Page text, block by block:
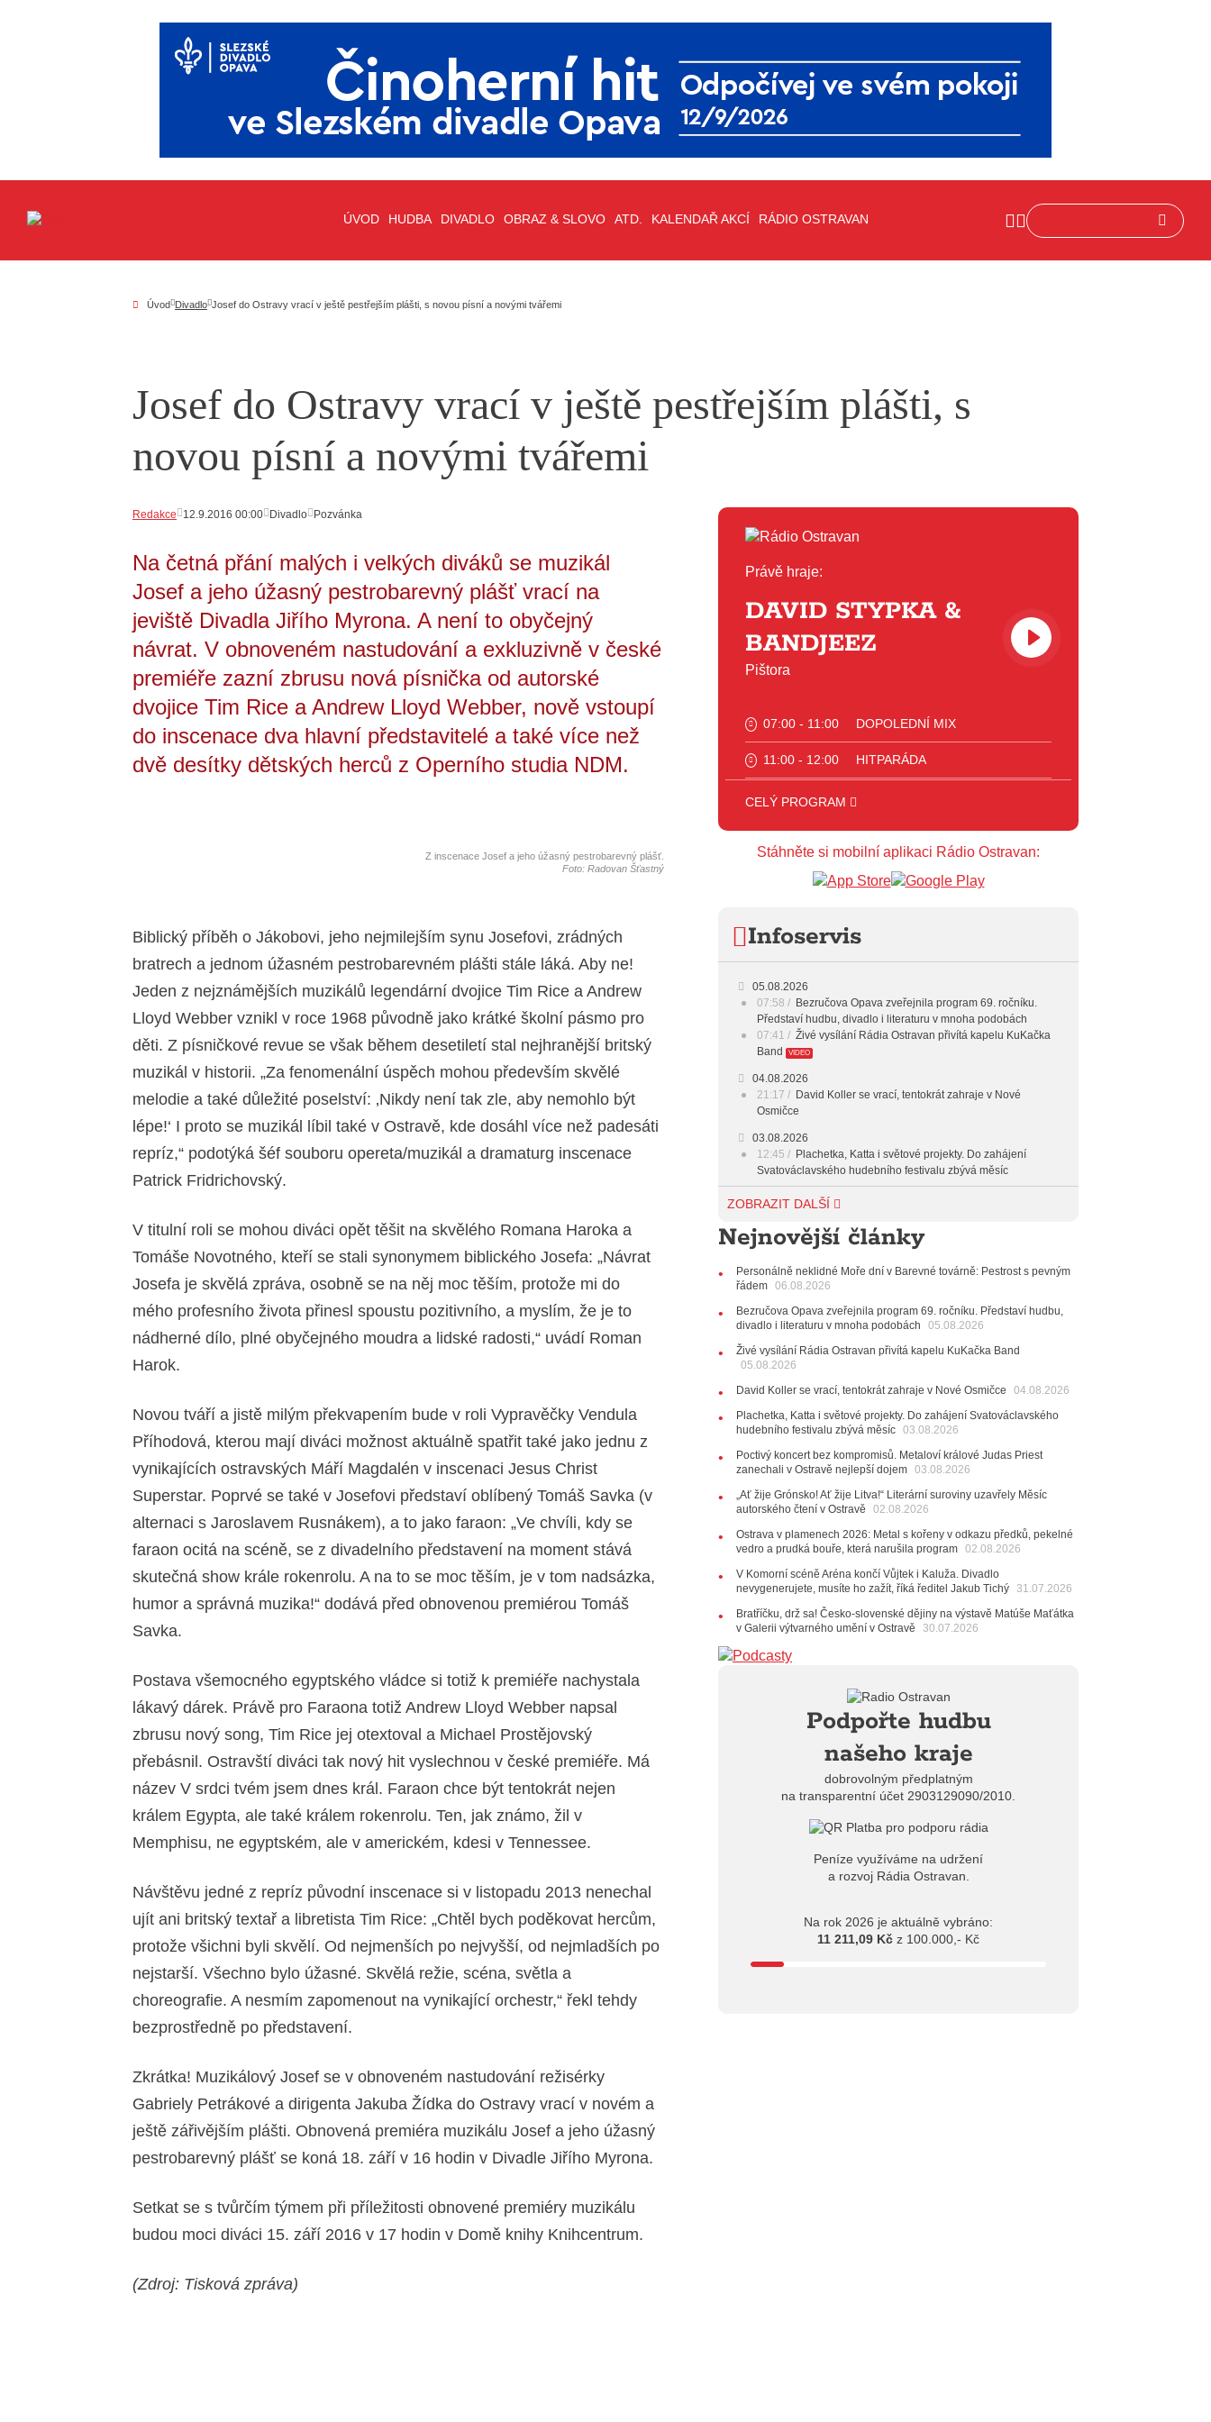
ÚVOD HUDBA DIVADLO OBRAZ & SLOVO ATD. KALENDAŘ AKCÍ RÁDIO OSTRAVAN
Úvod Divadlo Josef do Ostravy vrací v ještě pestřejším plášti, s novou písní a novými tvářemi
Josef do Ostravy vrací v ještě pestřejším plášti, s
novou písní a novými tvářemi
Redakce 12.9.2016 00:00 Divadlo Pozvánka
Na četná přání malých i velkých diváků se muzikál
Josef a jeho úžasný pestrobarevný plášť vrací na
jeviště Divadla Jiřího Myrona. A není to obyčejný
návrat. V obnoveném nastudování a exkluzivně v české
premiéře zazní zbrusu nová písnička od autorské
dvojice Tim Rice a Andrew Lloyd Webber, nově vstoupí
do inscenace dva hlavní představitelé a také více než
dvě desítky dětských herců z Operního studia NDM.
Z inscenace Josef a jeho úžasný pestrobarevný plášť.
Foto: Radovan Šťastný
Biblický příběh o Jákobovi, jeho nejmilejším synu Josefovi, zrádných
bratrech a jednom úžasném pestrobarevném plášti stále láká. Aby ne!
Jeden z nejznámějších muzikálů legendární dvojice Tim Rice a Andrew
Lloyd Webber vznikl v roce 1968 původně jako krátké školní pásmo pro
děti. Z písničkové revue se však během desetiletí stal nejhranější britský
muzikál v historii. „Za fenomenální úspěch mohou především skvělé
melodie a také důležité poselství: ‚Nikdy není tak zle, aby nemohlo být
lépe!‘ I proto se muzikál líbil také v Ostravě, kde dosáhl více než padesáti
repríz,“ podotýká šéf souboru opereta/muzikál a dramaturg inscenace
Patrick Fridrichovský.
V titulní roli se mohou diváci opět těšit na skvělého Romana Haroka a
Tomáše Novotného, kteří se stali synonymem biblického Josefa: „Návrat
Josefa je skvělá zpráva, osobně se na něj moc těším, protože mi do
mého profesního života přinesl spoustu pozitivního, a myslím, že je to
nádherné dílo, plné obyčejného moudra a lidské radosti,“ uvádí Roman
Harok.
Novou tváří a jistě milým překvapením bude v roli Vypravěčky Vendula
Příhodová, kterou mají diváci možnost aktuálně spatřit také jako jednu z
vynikajících ostravských Máří Magdalén v inscenaci Jesus Christ
Superstar. Poprvé se také v Josefovi představí oblíbený Tomáš Savka (v
alternaci s Jaroslavem Rusnákem), a to jako faraon: „Ve chvíli, kdy se
faraon ocitá na scéně, se z divadelního představení na moment stává
skutečná show krále rokenrolu. A na to se moc těším, je v tom nadsázka,
humor a správná muzika!“ dodává před obnovenou premiérou Tomáš
Savka.
Postava všemocného egyptského vládce si totiž k premiéře nachystala
lákavý dárek. Právě pro Faraona totiž Andrew Lloyd Webber napsal
zbrusu nový song, Tim Rice jej otextoval a Michael Prostějovský
přebásnil. Ostravští diváci tak nový hit vyslechnou v české premiéře. Má
název V srdci tvém jsem dnes král. Faraon chce být tentokrát nejen
králem Egypta, ale také králem rokenrolu. Ten, jak známo, žil v
Memphisu, ne egyptském, ale v americkém, kdesi v Tennessee.
Návštěvu jedné z repríz původní inscenace si v listopadu 2013 nenechal
ujít ani britský textař a libretista Tim Rice: „Chtěl bych poděkovat hercům,
protože všichni byli skvělí. Od nejmenších po nejvyšší, od nejmladších po
nejstarší. Všechno bylo úžasné. Skvělá režie, scéna, světla a
choreografie. A nesmím zapomenout na vynikající orchestr,“ řekl tehdy
bezprostředně po představení.
Zkrátka! Muzikálový Josef se v obnoveném nastudování režisérky
Gabriely Petrákové a dirigenta Jakuba Žídka do Ostravy vrací v novém a
ještě zářivějším plášti. Obnovená premiéra muzikálu Josef a jeho úžasný
pestrobarevný plášť se koná 18. září v 16 hodin v Divadle Jiřího Myrona.
Setkat se s tvůrčím týmem při příležitosti obnovené premiéry muzikálu
budou moci diváci 15. září 2016 v 17 hodin v Domě knihy Knihcentrum.
(Zdroj: Tisková zpráva)
Právě hraje:
DAVID STYPKA &
BANDJEEZ
Pištora
07:00 - 11:00 DOPOLEDNÍ MIX
11:00 - 12:00 HITPARÁDA
12:00 - 13:00
13:00 - 14:00 BLUES
16:00 - 17:00 HARD AND HEAVY CLASSIC
18:00 - 20:00 INDEPENDENT
20:00 - 23:00
23:00 - 00:00
CELÝ PROGRAM
Stáhněte si mobilní aplikaci Rádio Ostravan:
Infoservis
05.08.2026
07:58
Bezručova Opava zveřejnila program 69. ročníku.
Představí hudbu, divadlo i literaturu v mnoha podobách
07:41
Živé vysílání Rádia Ostravan přivítá kapelu KuKačka
Band
VIDEO
04.08.2026
21:17
David Koller se vrací, tentokrát zahraje v Nové
Osmičce
03.08.2026
12:45
Plachetka, Katta i světové projekty. Do zahájení
Svatováclavského hudebního festivalu zbývá měsíc
29.07.2026
listopadu v klubu Barrák
VIDEO
10:33
Úsměvné historky ze života ostravské kapely Verše:
AUDIO
28.07.2026
15:51
Koncert legendárních Judas Priest se blíží. Zbývá jen
27.07.2026
držitelka Ceny Thálie za celoživotní mistrovství
10:06
Ladná Čeladná nabídne Olympic, Langerovou i
Kirschner, návštěvníci nově zaplatí už jen pomocí čipů
24.07.2026
17:06
Zpěvačka Tanja vydala nové EP Plamen
22.07.2026
10:02
Kapela Midnight v Rádiu Ostravan: Od minulého roku
jsme upgradovali naši show
AUDIO
20:09
Na Novou Osmičku míří Bára Zmeková Trio. Výrazná
osobnost české alternativní scény zahraje ve Frýdku-Místku
14:01
Hostem živého vysílání Rádia Ostravan bude herec
Dušan Urban
20.07.2026
18.07.2026
Pimprléto promění areál Divadla loutek Ostrava v
letní centrum umění, tvoření a sousedských setkání
ZOBRAZIT DALŠÍ
Nejnovější články
Personálně neklidné Moře dní v Barevné továrně: Pestrost s pevným
řádem 06.08.2026
Bezručova Opava zveřejnila program 69. ročníku. Představí hudbu,
divadlo i literaturu v mnoha podobách
05.08.2026
Živé vysílání Rádia Ostravan přivítá kapelu KuKačka Band
05.08.2026
David Koller se vrací, tentokrát zahraje v Nové Osmičce
04.08.2026
Plachetka, Katta i světové projekty. Do zahájení Svatováclavského
hudebního festivalu zbývá měsíc 03.08.2026
Poctivý koncert bez kompromisů. Metaloví králové Judas Priest
zanechali v Ostravě nejlepší dojem 03.08.2026
„Ať žije Grónsko! Ať žije Litva!“ Literární suroviny uzavřely Měsíc
autorského čtení v Ostravě
02.08.2026
Ostrava v plamenech 2026: Metal s kořeny v odkazu předků, pekelné
vedro a prudká bouře, která narušila program 02.08.2026
V Komorní scéně Aréna končí Vůjtek i Kaluža. Divadlo
nevygenerujete, musíte ho zažít, říká ředitel Jakub Tichý 31.07.2026
Bratříčku, drž sa! Česko-slovenské dějiny na výstavě Matúše Maťátka
v Galerii výtvarného umění v Ostravě
30.07.2026
Podpořte hudbu
našeho kraje
dobrovolným předplatným
na transparentní účet 2903129090/2010.
Peníze využíváme na udržení
a rozvoj Rádia Ostravan.
Na rok 2026 je aktuálně vybráno:
11 211,09 Kč z 100.000,- Kč